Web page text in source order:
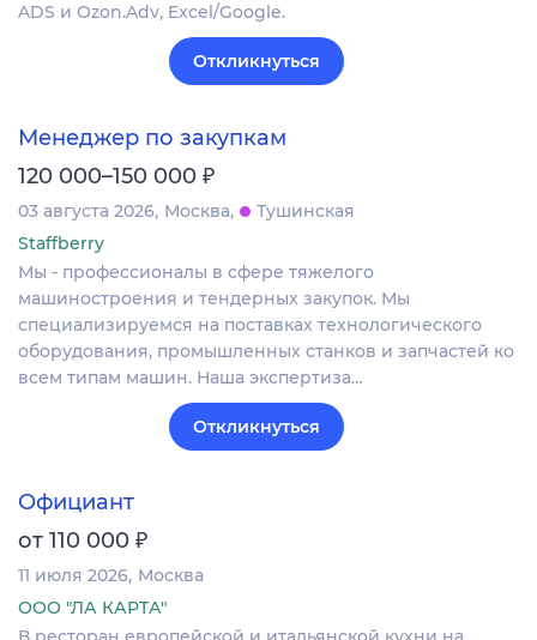
ADS и Ozon.Adv, Excel/Google.
Откликнуться
Менеджер по закупкам
120 000–150 000 ₽
03 августа 2026 Москва
Тушинская
Staffberry
Мы - профессионалы в сфере тяжелого
машиностроения и тендерных закупок. Мы
специализируемся на поставках технологического
оборудования, промышленных станков и запчастей ко
всем типам машин. Наша экспертиза…
Откликнуться
Официант
от 110 000 ₽
11 июля 2026 Москва
ООО "ЛА КАРТА"